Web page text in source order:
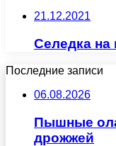
21.12.2021
Селедка на
Последние записи
06.08.2026
Пышные
дрожжей